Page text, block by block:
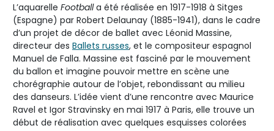
L’aquarelle Footballa été réalisée en 1917-1918 à Sitges
(Espagne) par Robert Delaunay (1885-1941), dans le cadre
d’un projet de décor de ballet avec Léonid Massine,
directeur des Ballets russes, et le compositeur espagnol
Manuel de Falla. Massine est fasciné par le mouvement
du ballon et imagine pouvoir mettre en scène une
chorégraphie autour de l’objet, rebondissant au milieu
des danseurs. L’idée vient d’une rencontre avec Maurice
Ravel et Igor Stravinsky en mai 1917 à Paris, elle trouve un
début de réalisation avec quelques esquisses colorées